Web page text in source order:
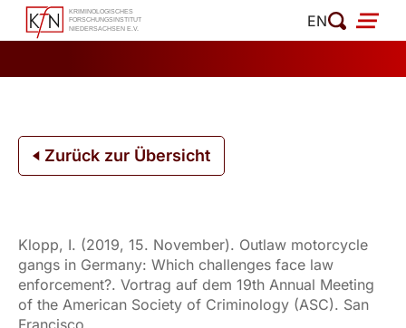
Zum
Inhalt
EN
Zurück zur Übersicht
Klopp, I. (2019, 15. November). Outlaw motorcycle
gangs in Germany: Which challenges face law
enforcement?. Vortrag auf dem 19th Annual Meeting
of the American Society of Criminology (ASC). San
Francisco.